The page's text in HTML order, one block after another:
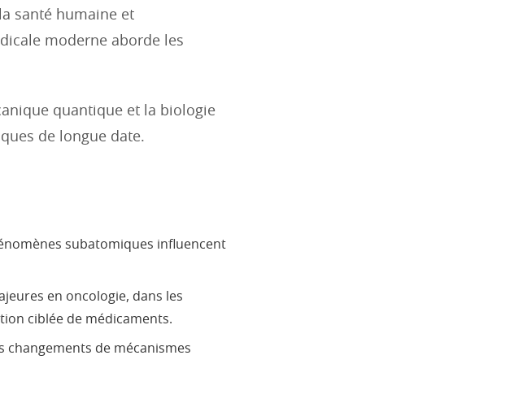
santé humaine et
moderne aborde les
quantique et la biologie
de longue date.
subatomiques influencent
en oncologie, dans les
ciblée de médicaments.
changements de mécanismes